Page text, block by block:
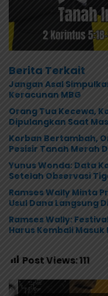
Berita Terkait
Jangan Asal
Keracunan MBG
Orang Tua Kecewa,
Dipulangkan Saat
Korban Bertambah,
Pesisir Tanah Merah
Yunus Wonda: Data
Setelah Observasi
Ramses Wally Minta
Usul Dana Langsung
Ramses Wally:
Harus Kembali
Post Views:111